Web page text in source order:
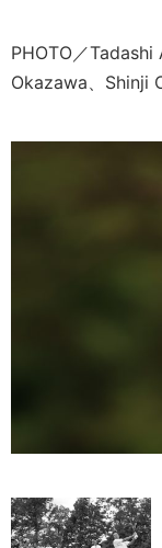
PHOTO／
Okazawa、Shinji